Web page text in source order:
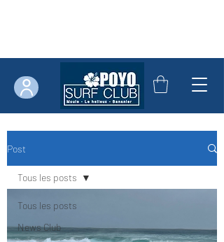
Post
Tous les posts
News Club
Tous les posts